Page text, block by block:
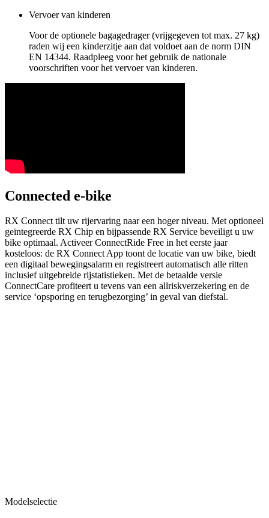
Vervoer van kinderen
Voor de optionele bagagedrager (vrijgegeven tot max. 27 kg)
raden wij een kinderzitje aan dat voldoet aan de norm DIN
EN 14344. Raadpleeg voor het gebruik de nationale
voorschriften voor het vervoer van kinderen.
Connected e-bike
RX Connect tilt uw rijervaring naar een hoger niveau. Met optioneel
geïntegreerde RX Chip en bijpassende RX Service beveiligt u uw
bike optimaal. Activeer ConnectRide Free in het eerste jaar
kosteloos: de RX Connect App toont de locatie van uw bike, biedt
een digitaal bewegingsalarm en registreert automatisch alle ritten
inclusief uitgebreide rijstatistieken. Met de betaalde versie
ConnectCare profiteert u tevens van een allriskverzekering en de
service ‘opsporing en terugbezorging’ in geval van diefstal.
Modelselectie